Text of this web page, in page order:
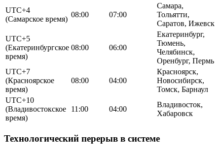
UTC+4
(Самарское время)
08:00 07:00
Самара,
Тольятти,
Саратов, Ижевск
UTC+5
(Екатеринбургское
время)
08:00 06:00
Екатеринбург,
Тюмень,
Челябинск,
Оренбург, Пермь
UTC+7
(Красноярское
время)
08:00 04:00
Красноярск,
Новосибирск,
Томск, Барнаул
UTC+10
(Владивостокское
время)
11:00 04:00
Владивосток,
Хабаровск
Технологический перерыв в системе